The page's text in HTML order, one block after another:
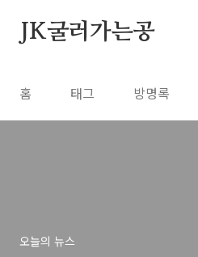
JK굴러가는공
홈 태그 방명록
오늘의 뉴스